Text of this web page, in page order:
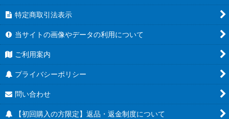
特定商取引法表示
当サイトの画像やデータの利用について
ご利用案内
プライバシーポリシー
問い合わせ
【初回購入の方限定】返品・返金制度について